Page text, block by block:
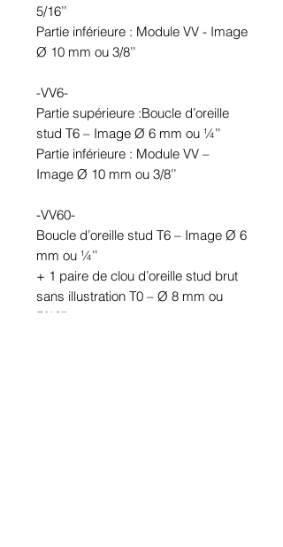
5/16’’
Partie inférieure : Module VV - Image
Ø 10 mm ou 3/8’’
-VV6-
Partie supérieure :Boucle d’oreille
stud T6 – Image Ø 6 mm ou ¼’’
Partie inférieure : Module VV –
Image Ø 10 mm ou 3/8’’
-VV60-
Boucle d’oreille stud T6 – Image Ø 6
mm ou ¼’’
+ 1 paire de clou d’oreille stud brut
sans illustration T0 – Ø 8 mm ou
5/16’’